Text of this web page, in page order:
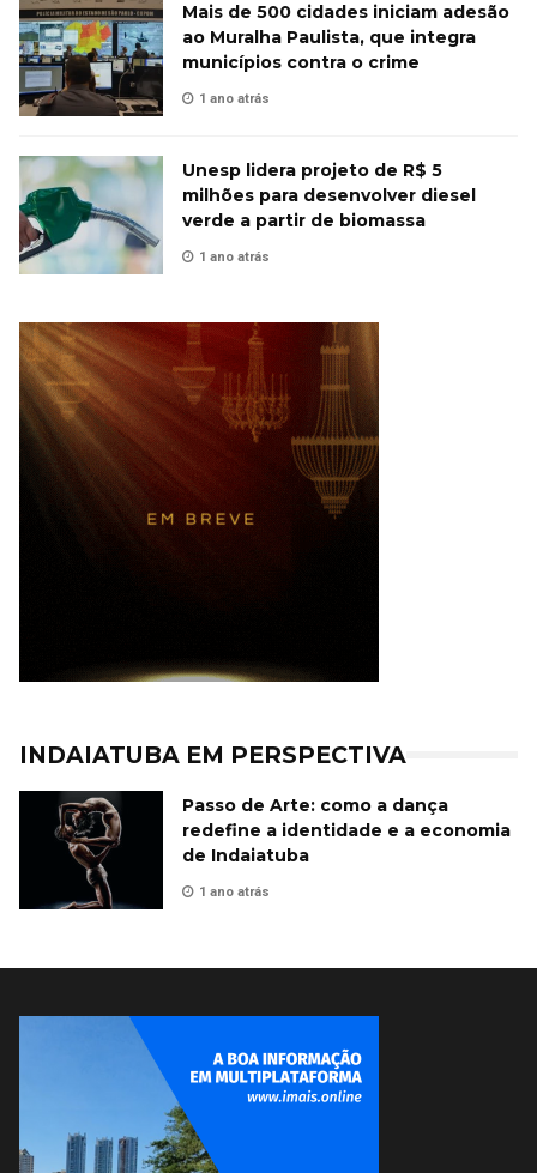
Mais de 500 cidades iniciam adesão
ao Muralha Paulista, que integra
municípios contra o crime
1 ano atrás
Unesp lidera projeto de R$ 5
milhões para desenvolver diesel
verde a partir de biomassa
1 ano atrás
INDAIATUBA EM PERSPECTIVA
Passo de Arte: como a dança
redefine a identidade e a economia
de Indaiatuba
1 ano atrás